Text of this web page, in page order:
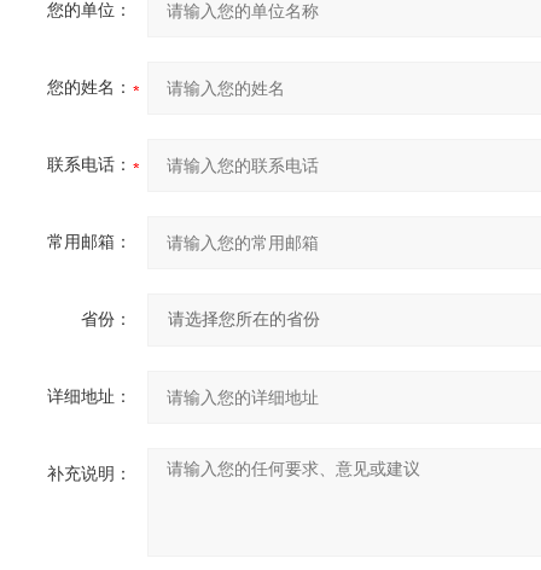
您的单位：
您的姓名：
联系电话：
常用邮箱：
省份：
详细地址：
补充说明：